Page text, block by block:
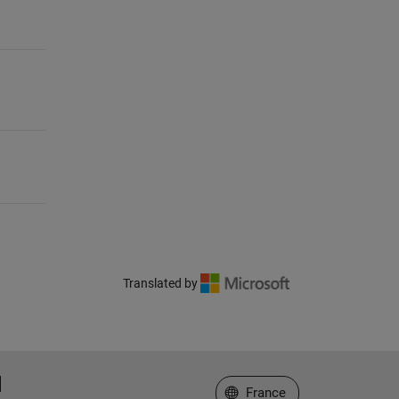
Translated by
Sélectionner un site web
France